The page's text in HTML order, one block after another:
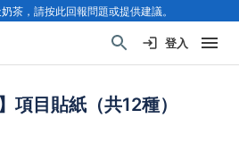
茶，請按此回報問題或提供建議。
登入
項目貼紙（共12種）